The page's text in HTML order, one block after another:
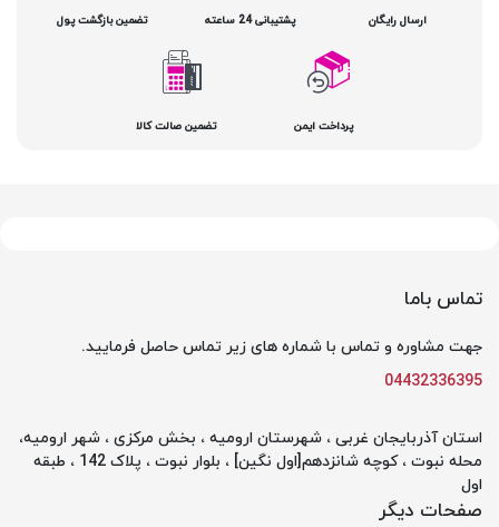
ارسال رایگان پشتیبانی 24 ساعته تضمین بازگشت پول
پرداخت ایمن تضمین صالت کالا
تماس باما
جهت مشاوره و تماس با شماره های زیر تماس حاصل فرمایید.
04432336395
استان آذربایجان غربی ، شهرستان ارومیه ، بخش مرکزی ، شهر ارومیه،
محله نبوت ، کوچه شانزدهم[اول نگین] ، بلوار نبوت ، پلاک 142 ، طبقه
اول
صفحات دیگر